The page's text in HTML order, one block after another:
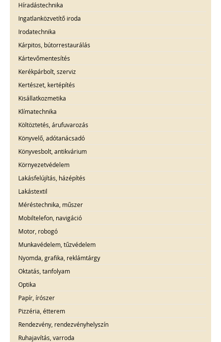
Híradástechnika
Ingatlanközvetítő iroda
Irodatechnika
Kárpitos, bútorrestaurálás
Kártevőmentesítés
Kerékpárbolt, szerviz
Kertészet, kertépítés
Kisállatkozmetika
Klímatechnika
Költöztetés, árufuvarozás
Könyvelő, adótanácsadó
Könyvesbolt, antikvárium
Környezetvédelem
Lakásfelújítás, házépítés
Lakástextil
Méréstechnika, műszer
Mobiltelefon, navigáció
Motor, robogó
Munkavédelem, tűzvédelem
Nyomda, grafika, reklámtárgy
Oktatás, tanfolyam
Optika
Papír, írószer
Pizzéria, étterem
Rendezvény, rendezvényhelyszín
Ruhajavítás, varroda